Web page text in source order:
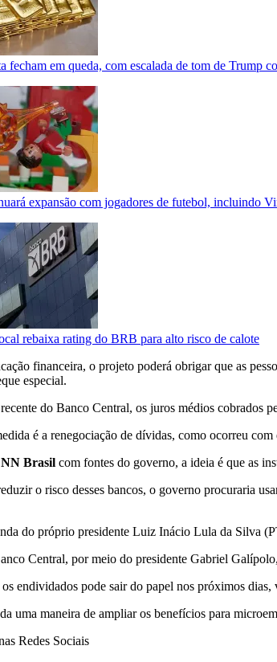
fecham em queda, com escalada de tom de Trump
expansão com jogadores de futebol, incluindo
rebaixa rating do BRB para alto risco de calote
financeira, o projeto poderá obrigar que as
especial.
do Banco Central, os juros médios cobrados
é a renegociação de dívidas, como ocorreu com
Brasil com fontes do governo, a ideia é que as
o risco desses bancos, o governo procuraria
do próprio presidente Luiz Inácio Lula da Silva
Central, por meio do presidente Gabriel
endividados pode sair do papel nos próximos
uma maneira de ampliar os benefícios para
Redes Sociais